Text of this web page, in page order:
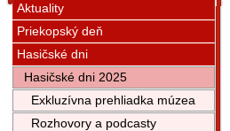
Aktuality
Priekopský deň
Hasičské dni
Hasičské dni 2025
Exkluzívna prehliadka múzea
Rozhovory a podcasty